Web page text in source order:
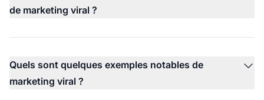
de marketing viral ?
Quels sont quelques exemples notables de
marketing viral ?